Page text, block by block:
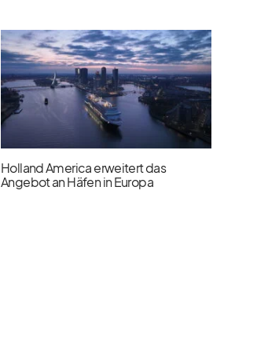
Holland America erweitert das
Angebot an Häfen in Europa